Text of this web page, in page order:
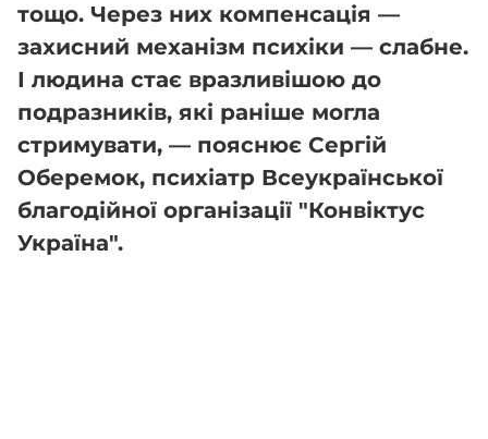
тощо. Через них компенсація —
захисний механізм психіки — слабне.
І людина стає вразливішою до
подразників, які раніше могла
стримувати, — пояснює Сергій
Оберемок, психіатр Всеукраїнської
благодійної організації "Конвіктус
Україна".